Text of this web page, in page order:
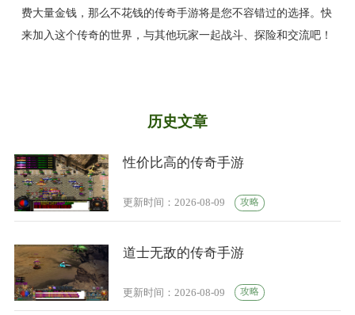
费大量金钱，那么不花钱的传奇手游将是您不容错过的选择。快
来加入这个传奇的世界，与其他玩家一起战斗、探险和交流吧！
历史文章
性价比高的传奇手游
更新时间：2026-08-09 攻略
道士无敌的传奇手游
更新时间：2026-08-09 攻略